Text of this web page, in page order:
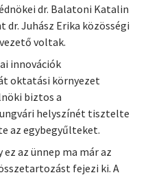
dr. Balatoni Katalin
Juhász Erika közösségi
voltak.
innovációk
oktatási környezet
biztos a
helyszínét tisztelte
az egybegyűlteket.
az ünnep ma már az
fejezi ki. A